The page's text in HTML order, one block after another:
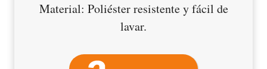
Material: Poliéster resistente y fácil de
lavar.